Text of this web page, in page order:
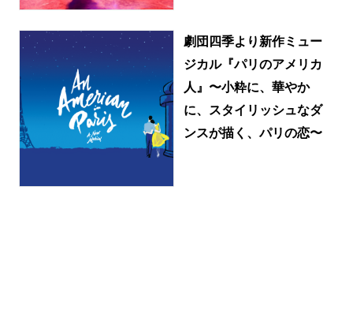
劇団四季より新作ミュー
ジカル『パリのアメリカ
人』〜小粋に、華やか
に、スタイリッシュなダ
ンスが描く、パリの恋〜